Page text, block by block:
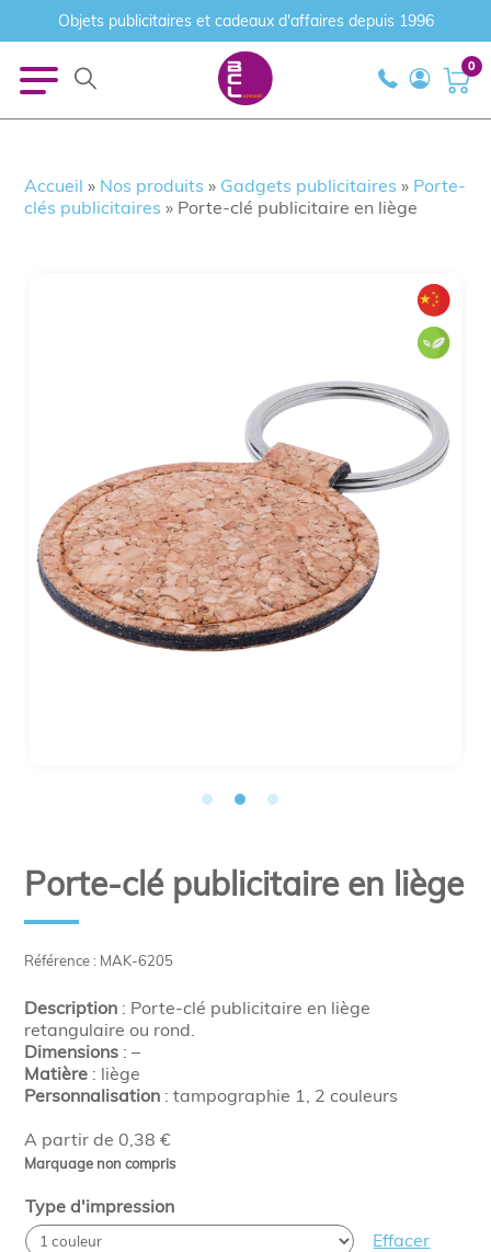
Objets publicitaires et cadeaux d'affaires depuis 1996
0
Accueil » Nos produits » Gadgets publicitaires » Porte-
clés publicitaires » Porte-clé publicitaire en liège
Référence : MAK-6205
A partir de 0,38 €
Marquage non compris
Porte-clé publicitaire en liège
Description : Porte-clé publicitaire en liège
retangulaire ou rond.
Dimensions : –
Matière : liège
Personnalisation : tampographie 1, 2 couleurs
Type d'impression
Effacer